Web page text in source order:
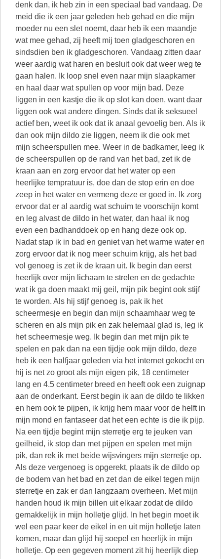
denk dan, ik heb zin in een speciaal bad vandaag. De
meid die ik een jaar geleden heb gehad en die mijn
moeder nu een slet noemt, daar heb ik een maandje
wat mee gehad, zij heeft mij toen gladgeschoren en
sindsdien ben ik gladgeschoren. Vandaag zitten daar
weer aardig wat haren en besluit ook dat weer weg te
gaan halen. Ik loop snel even naar mijn slaapkamer
en haal daar wat spullen op voor mijn bad. Deze
liggen in een kastje die ik op slot kan doen, want daar
liggen ook wat andere dingen. Sinds dat ik seksueel
actief ben, weet ik ook dat ik anaal gevoelig ben. Als ik
dan ook mijn dildo zie liggen, neem ik die ook met
mijn scheerspullen mee. Weer in de badkamer, leeg ik
de scheerspullen op de rand van het bad, zet ik de
kraan aan en zorg ervoor dat het water op een
heerlijke tempratuur is, doe dan de stop erin en doe
zeep in het water en vermeng deze er goed in. Ik zorg
ervoor dat er al aardig wat schuim te voorschijn komt
en leg alvast de dildo in het water, dan haal ik nog
even een badhanddoek op en hang deze ook op.
Nadat stap ik in bad en geniet van het warme water en
zorg ervoor dat ik nog meer schuim krijg, als het bad
vol genoeg is zet ik de kraan uit. Ik begin dan eerst
heerlijk over mijn lichaam te strelen en de gedachte
wat ik ga doen maakt mij geil, mijn pik begint ook stijf
te worden. Als hij stijf genoeg is, pak ik het
scheermesje en begin dan mijn schaamhaar weg te
scheren en als mijn pik en zak helemaal glad is, leg ik
het scheermesje weg. Ik begin dan met mijn pik te
spelen en pak dan na een tijdje ook mijn dildo, deze
heb ik een halfjaar geleden via het internet gekocht en
hij is net zo groot als mijn eigen pik, 18 centimeter
lang en 4.5 centimeter breed en heeft ook een zuignap
aan de onderkant. Eerst begin ik aan de dildo te likken
en hem ook te pijpen, ik krijg hem maar voor de helft in
mijn mond en fantaseer dat het een echte is die ik pijp.
Na een tijdje begint mijn sterretje erg te jeuken van
geilheid, ik stop dan met pijpen en spelen met mijn
pik, dan rek ik met beide wijsvingers mijn sterretje op.
Als deze vergenoeg is opgerekt, plaats ik de dildo op
de bodem van het bad en zet dan de eikel tegen mijn
sterretje en zak er dan langzaam overheen. Met mijn
handen houd ik mijn billen uit elkaar zodat de dildo
gemakkelijk in mijn holletje glijd. In het begin moet ik
wel een paar keer de eikel in en uit mijn holletje laten
komen, maar dan glijd hij soepel en heerlijk in mijn
holletje. Op een gegeven moment zit hij heerlijk diep